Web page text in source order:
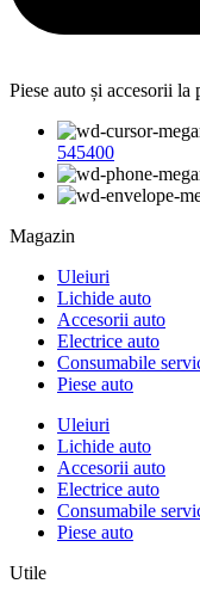
Piese auto și accesorii la
545400
Magazin
Uleiuri
Lichide auto
Accesorii auto
Electrice auto
Consumabile
Piese auto
Uleiuri
Lichide auto
Accesorii auto
Electrice auto
Consumabile
Piese auto
Utile